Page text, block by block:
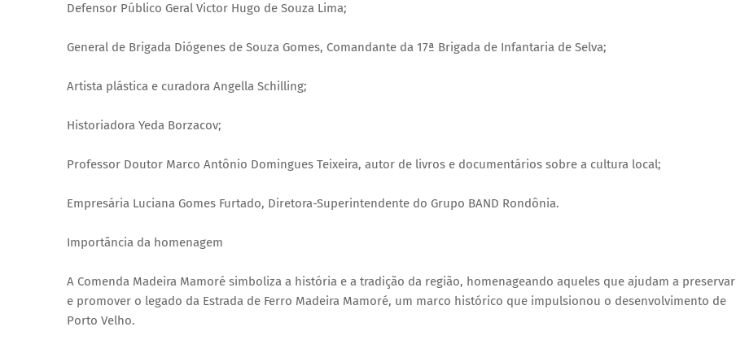
Defensor Público Geral Victor Hugo de Souza Lima;
General de Brigada Diógenes de Souza Gomes, Comandante da 17ª Brigada de Infantaria de Selva;
Artista plástica e curadora Angella Schilling;
Historiadora Yeda Borzacov;
Professor Doutor Marco Antônio Domingues Teixeira, autor de livros e documentários sobre a cultura local;
Empresária Luciana Gomes Furtado, Diretora-Superintendente do Grupo BAND Rondônia.
Importância da homenagem
A Comenda Madeira Mamoré simboliza a história e a tradição da região, homenageando aqueles que ajudam a preservar
e promover o legado da Estrada de Ferro Madeira Mamoré, um marco histórico que impulsionou o desenvolvimento de
Porto Velho.